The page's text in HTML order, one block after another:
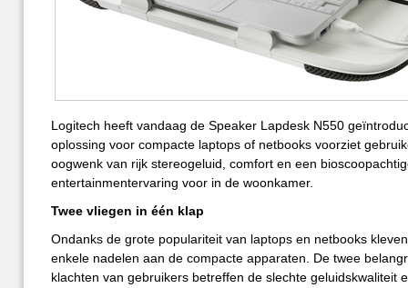
Logitech heeft vandaag de Speaker Lapdesk N550
oplossing voor compacte laptops of netbooks voorziet
oogwenk van rijk stereogeluid, comfort en een
entertainmentervaring voor in de woonkamer.
Twee vliegen in één klap
Ondanks de grote populariteit van laptops en netbooks
enkele nadelen aan de compacte apparaten. De twee
klachten van gebruikers betreffen de slechte geluidskwaliteit